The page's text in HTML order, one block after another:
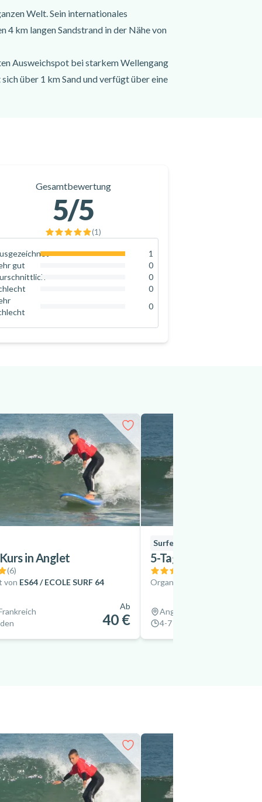
Welt. Sein internationales
km langen Sandstrand in der Nähe von
Ausweichspot bei starkem Wellengang
über 1 km Sand und verfügt über eine
und weiche Flossen), um
bis 9 Fuß reichen.
Restaurants, Bars, einen Skatepark,
Gesamtbewertung
5/5
(1)
1
gut
0
0
0
0
0
in Anglet
(6)
von ES64 / ECOLE SURF 64
Ab
40 €
Surfen
5-Tage-Surfkurs in
Organisiert von
Anglet, Frankreich
4-7 Tage